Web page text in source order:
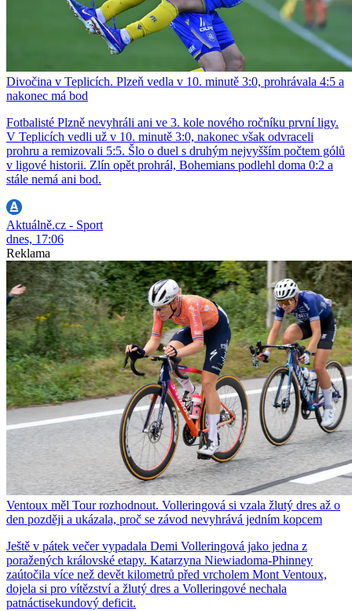
Divočina v Teplicích. Plzeň vedla v 10. minutě 3:0, prohrávala 4:5 a
nakonec má bod
Fotbalisté Plzně nevyhráli ani ve 3. kole nového ročníku první ligy.
V Teplicích vedli už v 10. minutě 3:0, nakonec však odvraceli
prohru a remizovali 5:5. Šlo o duel s druhým nejvyšším počtem gólů
v ligové historii. Zlín opět prohrál, Bohemians podlehl doma 0:2 a
stále nemá ani bod.
Aktuálně.cz - Sport
dnes, 17:06
Reklama
Ventoux měl Tour rozhodnout. Volleringová si vzala žlutý dres až o
den později a ukázala, proč se závod nevyhrává jedním kopcem
Ještě v pátek večer vypadala Demi Volleringová jako jedna z
poražených královské etapy. Katarzyna Niewiadoma-Phinney
zaútočila více než devět kilometrů před vrcholem Mont Ventoux,
dojela si pro vítězství a žlutý dres a Volleringové nechala
patnáctisekundový deficit.